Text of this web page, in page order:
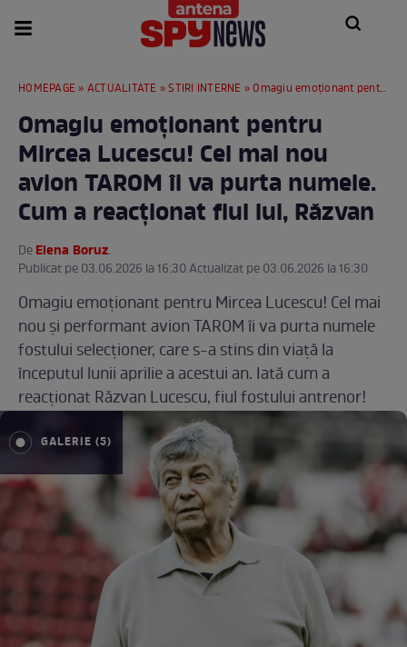
HOMEPAGE » ACTUALITATE »STIRI INTERNE » Omagiu emoționant pentru Mircea Lucescu! Cel mai nou avion TAROM îi va purta numele. Cum a reacționat fiul lui, Răzvan
Omagiu emoționant pentru
Mircea Lucescu! Cel mai nou
avion TAROM îi va purta numele.
Cum a reacționat fiul lui, Răzvan
DeElena Boruz.
Publicat pe 03.06.2026 la 16:30 Actualizat pe 03.06.2026 la 16:30
Omagiu emoționant pentru Mircea Lucescu! Cel mai
nou și performant avion TAROM îi va purta numele
fostului selecționer, care s-a stins din viață la
începutul lunii aprilie a acestui an. Iată cum a
reacționat Răzvan Lucescu, fiul fostului antrenor!
GALERIE (5)